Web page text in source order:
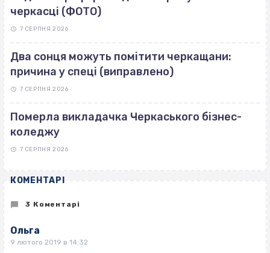
черкасці (ФОТО)
7 СЕРПНЯ 2026
Два сонця можуть помітити черкащани:
причина у спеці (виправлено)
7 СЕРПНЯ 2026
Померла викладачка Черкаського бізнес-
коледжу
7 СЕРПНЯ 2026
КОМЕНТАРІ
3 Коментарі
Ольга
9 лютого 2019 в 14:32